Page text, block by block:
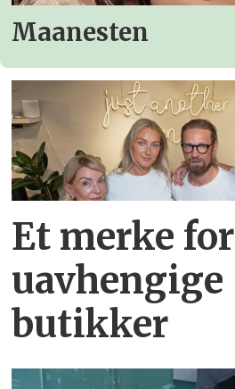
Maanesten
Et merke for
uavhengige
butikker